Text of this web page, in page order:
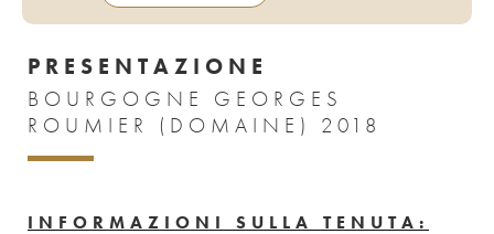
PRESENTAZIONE
BOURGOGNE GEORGES
ROUMIER (DOMAINE) 2018
INFORMAZIONI SULLA TENUTA: